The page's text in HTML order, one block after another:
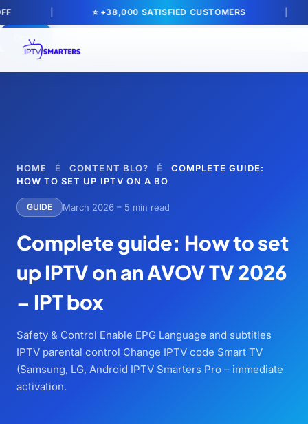
⭐ +38,000 SATISFIED CUSTOMERS
Order
HOME É CONTENT BLO? É
COMPLETE GUIDE:
HOW TO SET UP IPTV ON A BO
GUIDE March 2026 – 5 min read
Complete guide: How to set
up IPTV on an AVOV TV 2026
– IPT box
Safety & Control Enable EPG Language and subtitles
IPTV parental control Change IPTV code Smart TV
(Samsung, LG, Android IPTV Smarters Pro – immediate
activation.